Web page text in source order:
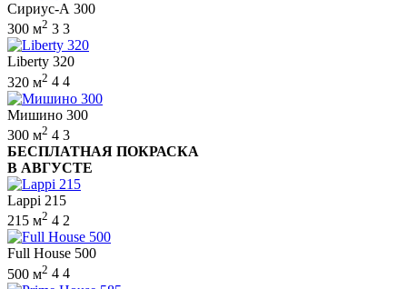
Сириус-А 300
300 м2 3 3
Liberty 320
320 м2 4 4
Мишино 300
300 м2 4 3
БЕСПЛАТНАЯ ПОКРАСКА
В АВГУСТЕ
Lappi 215
215 м2 4 2
Full House 500
500 м2 4 4